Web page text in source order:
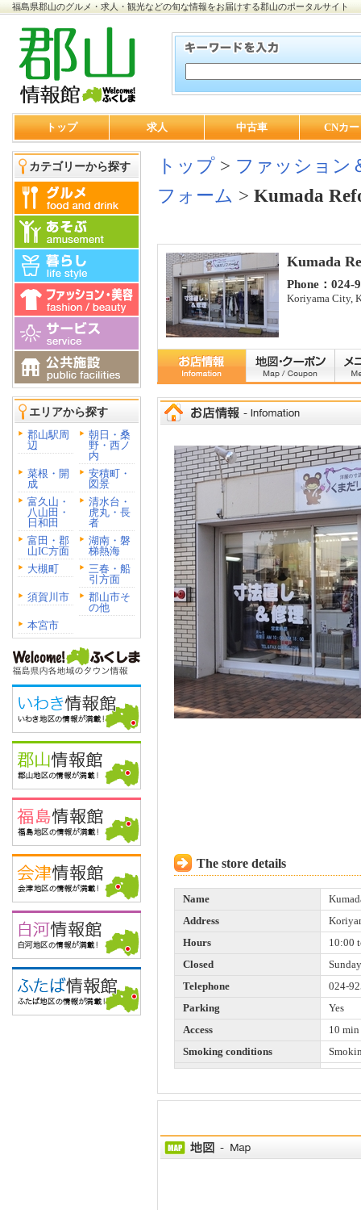
福島県郡山のグルメ・求人・観光などの旬な情報をお届けする郡山のポータルサイト
トップ 求人 中古車 CNカ
カテゴリーから探す
エリアから探す
郡山駅周
辺
朝日・桑
野・西ノ
内
菜根・開
成
安積町・
図景
富久山・
八山田・
日和田
清水台・
虎丸・長
者
富田・郡
山IC方面
湖南・磐
梯熱海
大槻町
三春・船
引方面
須賀川市
郡山市そ
の他
本宮市
トップ > ファッション
フォーム > Kumada
Kumada
Phone：024-
Koriyama City,
The store details
Name
Address
Hours
10:00
Closed
Telephone
024-
Parking
Yes
Access
10
Smoking conditions